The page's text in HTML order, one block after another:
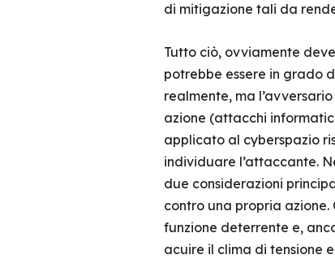
di mitigazione tali da
Tutto ciò, ovviamente
potrebbe essere in grado
realmente, ma
azione (attacchi
applicato al cyberspazio
individuare l’attaccante.
due considerazioni
contro una propria
funzione deterrente e,
acuire il clima di tensione